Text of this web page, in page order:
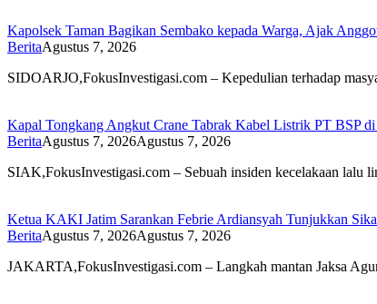
Kapolsek Taman Bagikan Sembako kepada Warga, Ajak
BeritaAgustus 7, 2026
SIDOARJO,FokusInvestigasi.com – Kepedulian terhadap
Kapal Tongkang Angkut Crane Tabrak Kabel Listrik PT BSP
BeritaAgustus 7, 2026Agustus 7, 2026
SIAK,FokusInvestigasi.com – Sebuah insiden kecelakaan lalu
Ketua KAKI Jatim Sarankan Febrie Ardiansyah Tunjukkan
BeritaAgustus 7, 2026Agustus 7, 2026
JAKARTA,FokusInvestigasi.com – Langkah mantan Jaksa